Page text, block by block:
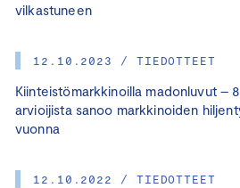
vilkastuneen
12.10.2023 / TIEDOTTEET
Kiinteistömarkkinoilla madonluvut –
arvioijista sanoo markkinoiden
vuonna
12.10.2022 / TIEDOTTEET